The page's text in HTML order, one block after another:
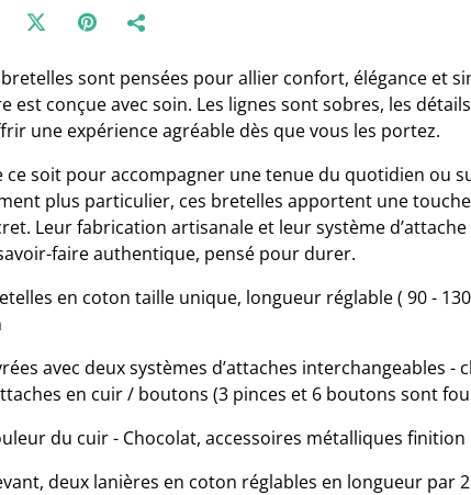
bretelles sont pensées pour allier confort, élégance et
est conçue avec soin. Les lignes sont sobres, les
une expérience agréable dès que vous les portez.
ce soit pour accompagner une tenue du quotidien ou
plus particulier, ces bretelles apportent une
Leur fabrication artisanale et leur système
faire authentique, pensé pour durer.
en coton taille unique, longueur réglable ( 90 -
avec deux systèmes d’attaches interchangeables -
en cuir / boutons (3 pinces et 6 boutons sont
du cuir - Chocolat, accessoires métalliques finition
deux lanières en coton réglables en longueur par